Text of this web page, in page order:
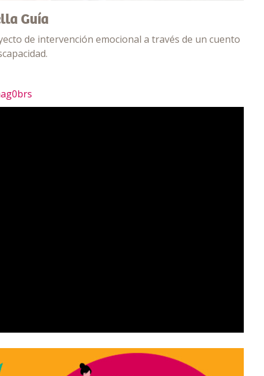
Guía
de intervención emocional a través de un cuento